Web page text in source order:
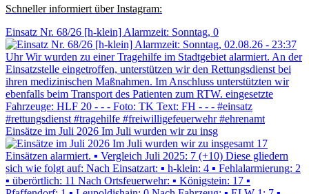
Schneller informiert über Instagram:
Einsatz Nr. 68/26 [h-klein] Alarmzeit: Sonntag, 0
Einsätze im Juli 2026 Im Juli wurden wir zu insg